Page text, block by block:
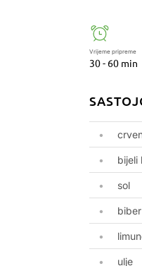
Vrijeme pripreme
30 - 60 min
bijeli
sol
biber
ulje